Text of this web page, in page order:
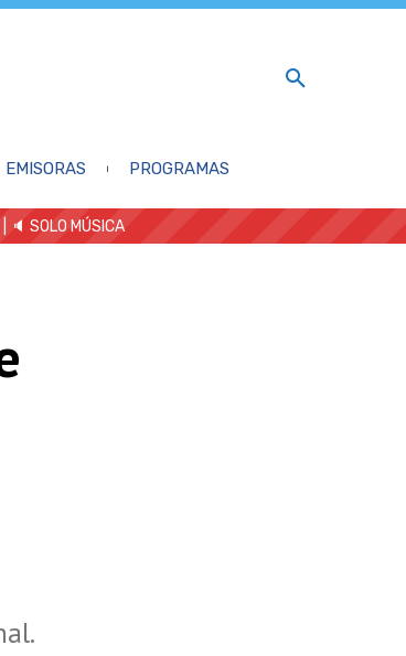
EMISORAS PROGRAMAS
🔈 SOLO MÚSICA